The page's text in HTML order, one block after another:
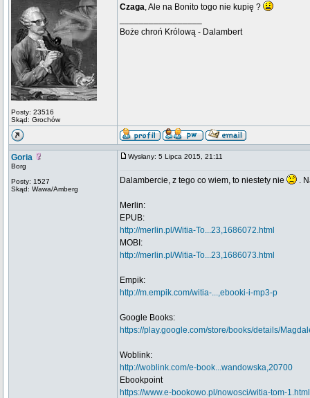
Posty: 23516
Skąd: Grochów
Czaga, Ale na Bonito togo nie kupię ?
Boże chroń Królową - Dalambert
Goria
Borg
Posty: 1527
Skąd: Wawa/Amberg
Wysłany: 5 Lipca 2015, 21:11
Dalambercie, z tego co wiem, to niestety nie .
Merlin:
EPUB:
http://merlin.pl/Witia-To...23,1686072.html
MOBI:
http://merlin.pl/Witia-To...23,1686073.html
Empik:
http://m.empik.com/witia-...,ebooki-i-mp3-p
Google Books:
https://play.google.com/store/books/details/
Woblink:
http://woblink.com/e-book...wandowska,20700
Ebookpoint
https://www.e-bookowo.pl/nowosci/witia-tom-1.html